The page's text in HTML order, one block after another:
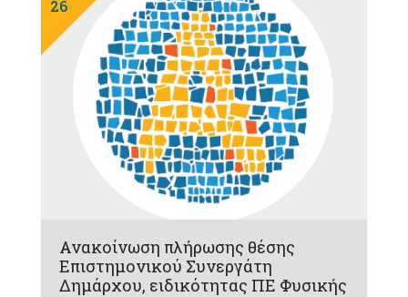
26
Ανακοίνωση πλήρωσης θέσης
Επιστημονικού Συνεργάτη
Δημάρχου, ειδικότητας ΠΕ Φυσικής